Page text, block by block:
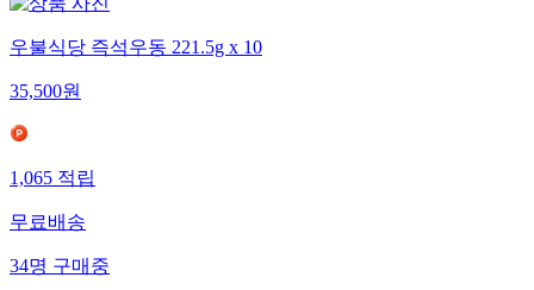
우불식당 즉석우동 221.5g x 10
35,500원
1,065적립
무료배송
34명구매중